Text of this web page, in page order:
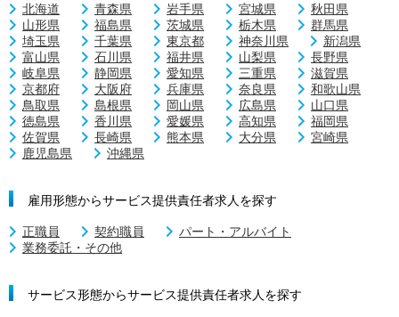
北海道 青森県 岩手県 宮城県
秋田県
山形県
福島県 茨城県 栃木県
群馬県
埼玉県
千葉県 東京都 神奈川県
新潟県
富山県
石川県 福井県 山梨県
長野県
岐阜県
静岡県 愛知県 三重県
滋賀県
京都府
大阪府 兵庫県 奈良県
和歌山県
鳥取県
島根県 岡山県 広島県
山口県
徳島県
香川県 愛媛県 高知県
福岡県
佐賀県
長崎県 熊本県 大分県
宮崎県
鹿児島県
沖縄県
雇用形態からサービス提供責任者求人を探す
正職員 契約職員
パート・アルバイト
業務委託・その他
サービス形態からサービス提供責任者求人を探す